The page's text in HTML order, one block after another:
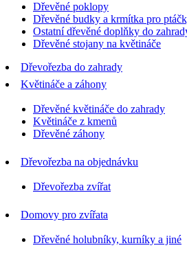
Dřevěné poklopy
Dřevěné budky a krmítka pro
Ostatní dřevěné doplňky do
Dřevěné stojany na květináče
Dřevořezba do zahrady
Květináče a záhony
Dřevěné květináče do zahrady
Květináče z kmenů
Dřevěné záhony
Dřevořezba na objednávku
Dřevořezba zvířat
Domovy pro zvířata
Dřevěné holubníky, kurníky a jiné